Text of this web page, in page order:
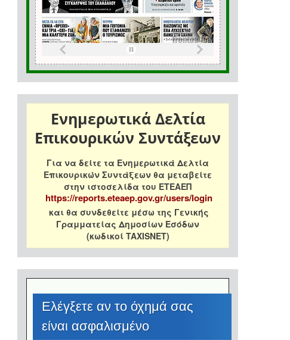
Ενημερωτικά Δελτία
Επικουρικών Συντάξεων
Για να δείτε τα Ενημερωτικά Δελτία
Επικουρικών Συντάξεων θα μεταβείτε
στην ιστοσελίδα του ΕΤΕΑΕΠ
https://reports.eteaep.gov.gr/users/login
και θα συνδεθείτε μέσω της Γενικής
Γραμματείας Δημοσίων Εσόδων
(κωδικοί TAXISNET)
Eλέγξετε αν το όχημά σας
είναι ασφαλισμένο